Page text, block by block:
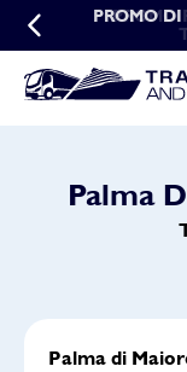
PROMO DI
PROMO
Palma
Palma di